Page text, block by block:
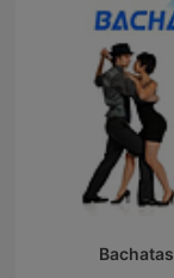
Bachatas